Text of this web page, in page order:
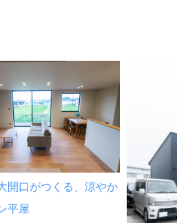
開口がつくる、涼やか
平屋